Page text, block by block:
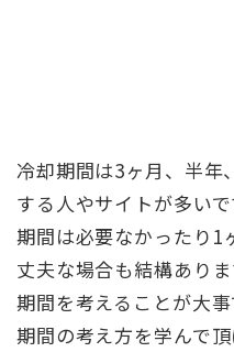
冷却期間は3ヶ月、半年
する人やサイトが多い
期間は必要なかったり1
丈夫な場合も結構あり
期間を考えることが大
期間の考え方を学んで